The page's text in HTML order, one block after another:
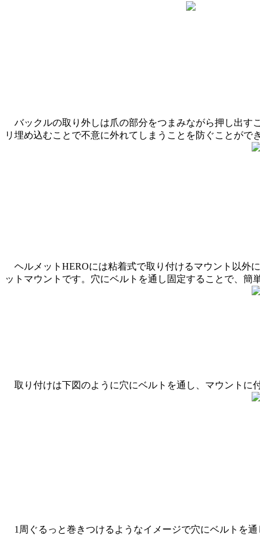
バックルの取り外しは爪の部分をつまみながら押し出す
リ埋め込むことで不意に外れてしまうことを防ぐことがで
ヘルメットHEROには粘着式で取り付けるマウント以外
ットマウントです。穴にベルトを通し固定することで、簡
取り付けは下図のように穴にベルトを通し、マウントに
1周ぐるっと巻きつけるようなイメージで穴にベルトを